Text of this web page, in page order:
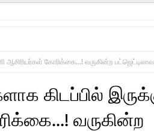
கோரிக்கை...! வருகின்ற
கிடப்பில்
வருகின்ற